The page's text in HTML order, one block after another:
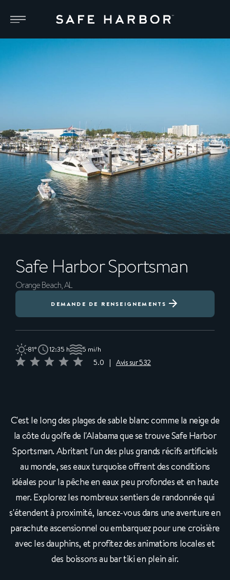
Safe HarborSportsman
Orange Beach, AL
DEMANDE DE RENSEIGNEMENTS
81° 12:35 h 5 mi/h
5.0 Avis sur 532
C'est le long des plages de sable blanc comme la neige de
la côte du golfe de l'Alabama que se trouve Safe Harbor
Sportsman. Abritant l'un des plus grands récifs artificiels
au monde, ses eaux turquoise offrent des conditions
idéales pour la pêche en eaux peu profondes et en haute
mer. Explorez les nombreux sentiers de randonnée qui
s'étendent à proximité, lancez-vous dans une aventure en
parachute ascensionnel ou embarquez pour une croisière
avec les dauphins, et profitez des animations locales et
des boissons au bar tiki en plein air.